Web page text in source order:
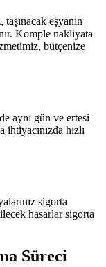
eşyanın
Komple nakliyata
bütçenize
aynı gün ve ertesi
hızlı
sigorta
hasarlar sigorta
Süreci